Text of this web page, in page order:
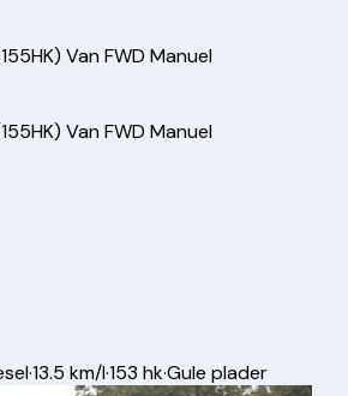
Van FWD Manuel
Van FWD Manuel
·13.5 km/l·153 hk·Gule plader